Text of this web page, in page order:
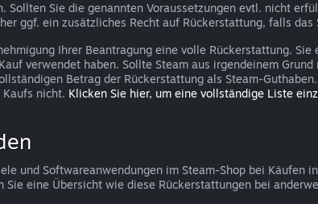
Sie die genannten Voraussetzungen evtl. nicht
ggf. ein zusätzliches Recht auf Rückerstattung, falls
Ihrer Beantragung eine volle Rückerstattung.
verwendet haben. Sollte Steam aus irgendeinem
Betrag der Rückerstattung als Steam-
nicht. Klicken Sie hier, um eine vollständige Liste
und Softwareanwendungen im Steam-Shop bei Käufen
Sie eine Übersicht wie diese Rückerstattungen bei